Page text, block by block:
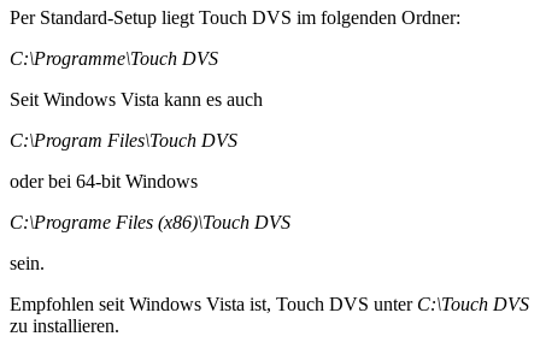
Per Standard-Setup liegt Touch DVS im folgenden Ordner:
C:\Programme\Touch DVS
Seit Windows Vista kann es auch
C:\Program Files\Touch DVS
oder bei 64-bit Windows
C:\Programe Files (x86)\Touch DVS
sein.
Empfohlen seit Windows Vista ist, Touch DVS unter C:\Touch DVS
zu installieren.